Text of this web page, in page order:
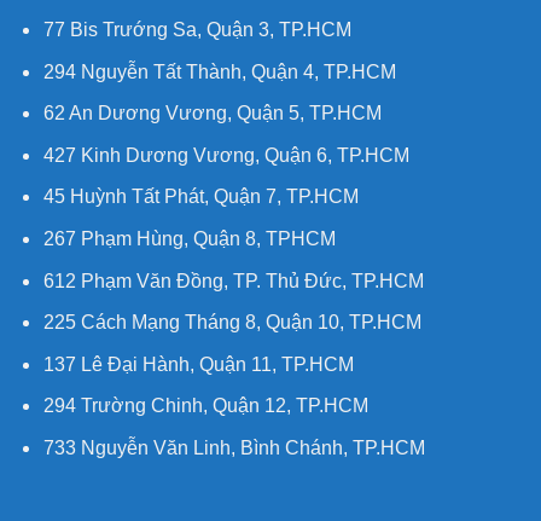
77 Bis Trướng Sa, Quận 3, TP.HCM
294 Nguyễn Tất Thành, Quận 4, TP.HCM
62 An Dương Vương, Quận 5, TP.HCM
427 Kinh Dương Vương, Quận 6, TP.HCM
45 Huỳnh Tất Phát, Quận 7, TP.HCM
267 Phạm Hùng, Quận 8, TPHCM
612 Phạm Văn Đồng, TP. Thủ Đức, TP.HCM
225 Cách Mạng Tháng 8, Quận 10, TP.HCM
137 Lê Đại Hành, Quận 11, TP.HCM
294 Trường Chinh, Quận 12, TP.HCM
733 Nguyễn Văn Linh, Bình Chánh, TP.HCM